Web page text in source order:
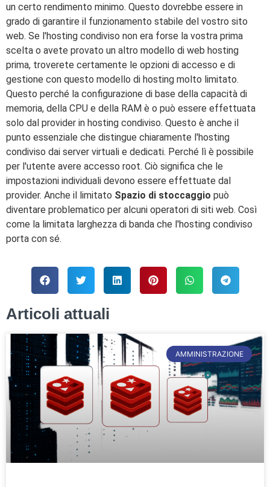
un certo rendimento minimo. Questo dovrebbe essere in
grado di garantire il funzionamento stabile del vostro sito
web. Se l'hosting condiviso non era forse la vostra prima
scelta o avete provato un altro modello di web hosting
prima, troverete certamente le opzioni di accesso e di
gestione con questo modello di hosting molto limitato.
Questo perché la configurazione di base della capacità di
memoria, della CPU e della RAM è o può essere effettuata
solo dal provider in hosting condiviso. Questo è anche il
punto essenziale che distingue chiaramente l'hosting
condiviso dai server virtuali e dedicati. Perché lì è possibile
per l'utente avere accesso root. Ciò significa che le
impostazioni individuali devono essere effettuate dal
provider. Anche il limitato Spazio di stoccaggio può
diventare problematico per alcuni operatori di siti web. Così
come la limitata larghezza di banda che l'hosting condiviso
porta con sé.
Articoli attuali
AMMINISTRAZIONE